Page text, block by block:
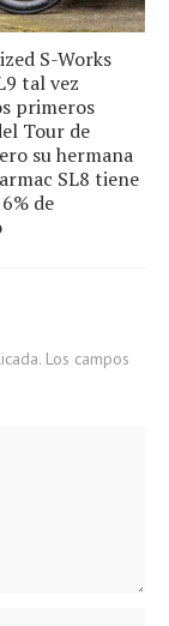
S-Works
tal vez
primeros
Tour de
su hermana
SL8 tiene
de
Los campos